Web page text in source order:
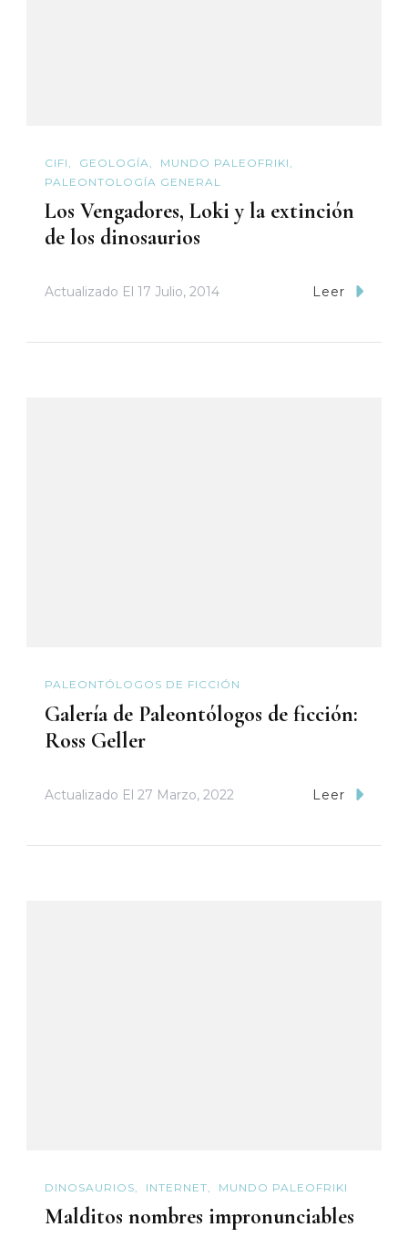
CIFI GEOLOGÍA
MUNDO PALEOFRIKI
PALEONTOLOGÍA GENERAL
Los Vengadores, Loki y la extinción
de los dinosaurios
Actualizado El 17 Julio, 2014 Leer
PALEONTÓLOGOS DE FICCIÓN
Galería de Paleontólogos de ficción:
Ross Geller
Actualizado El 27 Marzo, 2022 Leer
DINOSAURIOS INTERNET MUNDO PALEOFRIKI
Malditos nombres impronunciables